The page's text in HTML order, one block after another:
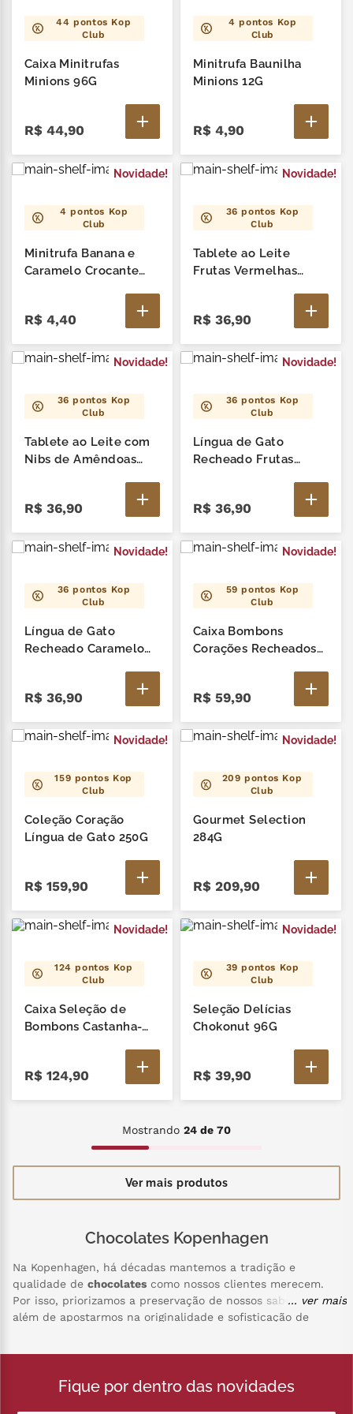
44 pontos Kop
Club
Caixa Minitrufas
Minions 96G
R$ 44,90
4 pontos Kop
Club
Minitrufa Baunilha
Minions 12G
R$ 4,90
Novidade!
4 pontos Kop
Club
Minitrufa Banana e
Caramelo Crocante
R$ 4,40
Novidade!
36 pontos Kop
Club
Tablete ao Leite
Frutas Vermelhas
R$ 36,90
Novidade!
36 pontos Kop
Club
Tablete ao Leite com
Nibs de Amêndoas
R$ 36,90
Novidade!
36 pontos Kop
Club
Língua de Gato
Recheado Frutas
R$ 36,90
Novidade!
36 pontos Kop
Club
Língua de Gato
Recheado Caramelo
R$ 36,90
Novidade!
59 pontos Kop
Club
Caixa Bombons
Corações Recheados
R$ 59,90
Novidade!
159 pontos Kop
Club
Coleção Coração
Língua de Gato 250G
R$ 159,90
Novidade!
209 pontos Kop
Club
Gourmet Selection
284G
R$ 209,90
Novidade!
124 pontos Kop
Club
Caixa Seleção de
Bombons Castanha-
R$ 124,90
Novidade!
39 pontos Kop
Club
Seleção Delícias
Chokonut 96G
R$ 39,90
Mostrando 24 de 70
Chocolates Kopenhagen
Na Kopenhagen, há décadas mantemos a tradição e
qualidade de chocolates como nossos clientes merecem.
Por isso, priorizamos a preservação de nossos sabores,
além de apostarmos na originalidade e sofisticação de
ampla variedade de opções para que você aproveite cada
... ver mais
Fique por dentro das novidades